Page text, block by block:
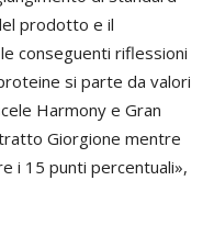
prodotto e il
conseguenti riflessioni
si parte da valori
Harmony e Gran
Giorgione mentre
i 15 punti percentuali»,